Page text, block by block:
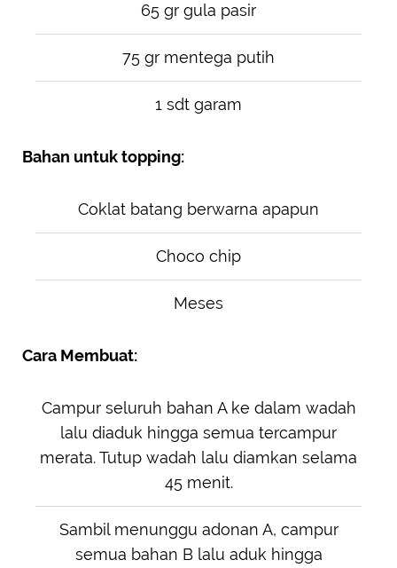
65 gr gula pasir
75 gr mentega putih
1 sdt garam
Bahan untuk topping:
Coklat batang berwarna apapun
Choco chip
Meses
Cara Membuat:
Campur seluruh bahan A ke dalam wadah
lalu diaduk hingga semua tercampur
merata. Tutup wadah lalu diamkan selama
45 menit.
Sambil menunggu adonan A, campur
semua bahan B lalu aduk hingga